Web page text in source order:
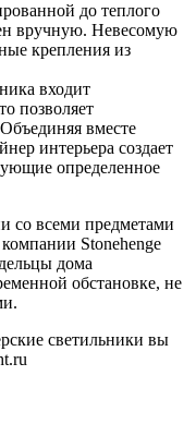
до теплого
вручную. Невесомую
крепления из
входит
позволяет
вместе
интерьера создает
определенное
со всеми предметами
Stonehenge
дома
обстановке, не
светильники вы